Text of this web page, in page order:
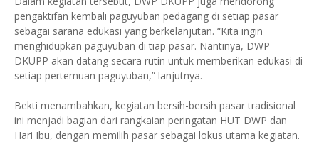
pengaktifan kembali paguyuban pedagang di setiap pasar
sebagai sarana edukasi yang berkelanjutan. “Kita ingin
menghidupkan paguyuban di tiap pasar. Nantinya, DWP
DKUPP akan datang secara rutin untuk memberikan edukasi di
setiap pertemuan paguyuban,” lanjutnya.
Bekti menambahkan, kegiatan bersih-bersih pasar tradisional
ini menjadi bagian dari rangkaian peringatan HUT DWP dan
Hari Ibu, dengan memilih pasar sebagai lokus utama kegiatan.